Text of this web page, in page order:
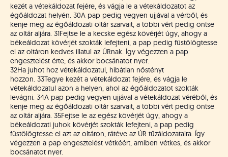
kezét a vétekáldozat fejére, és vágja le a vétekáldozatot az
égőáldozat helyén. 30A pap pedig vegyen ujjával a vérből, és
kenje meg az égőáldozati oltár szarvait, a többi vért pedig öntse
az oltár aljára. 31Fejtse le a kecske egész kövérjét úgy, ahogy a
békeáldozat kövérjét szokták lefejteni, a pap pedig füstölögtesse
el az oltáron kedves illatul az ÚRnak. Így végezzen a pap
engesztelést érte, és akkor bocsánatot nyer.
32Ha juhot hoz vétekáldozatul, hibátlan nőstényt
hozzon. 33Tegye kezét a vétekáldozat fejére, és vágja le
vétekáldozatul azon a helyen, ahol az égőáldozatot szokták
levágni. 34A pap pedig vegyen ujjával a vétekáldozat véréből, és
kenje meg az égőáldozati oltár szarvait, a többi vért pedig öntse
az oltár aljára. 35Fejtse le az egész kövérjét úgy, ahogy a
békeáldozati juhok kövérjét szokták lefejteni, a pap pedig
füstölögtesse el azt az oltáron, rátéve az ÚR tűzáldozataira. Így
végezzen a pap engesztelést vétkéért, amiben vétkes, és akkor
bocsánatot nyer.